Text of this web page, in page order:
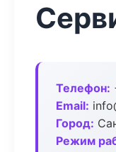
Телефон:
Email:
Город:
Режим